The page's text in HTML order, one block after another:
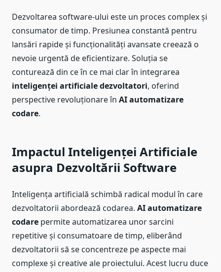
Dezvoltarea software-ului este un proces complex și
consumator de timp. Presiunea constantă pentru
lansări rapide și funcționalități avansate creează o
nevoie urgentă de eficientizare. Soluția se
conturează din ce în ce mai clar în integrarea
inteligenței artificiale dezvoltatori, oferind
perspective revoluționare în AI automatizare
codare.
Impactul Inteligenței Artificiale
asupra Dezvoltării Software
Inteligența artificială schimbă radical modul în care
dezvoltatorii abordează codarea. AI automatizare
codare permite automatizarea unor sarcini
repetitive și consumatoare de timp, eliberând
dezvoltatorii să se concentreze pe aspecte mai
complexe și creative ale proiectului. Acest lucru duce